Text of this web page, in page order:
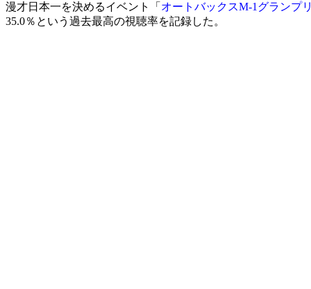
漫才日本一を決めるイベント「 オートバックスM-1グランプリ
35.0％という過去最高の視聴率を記録した。